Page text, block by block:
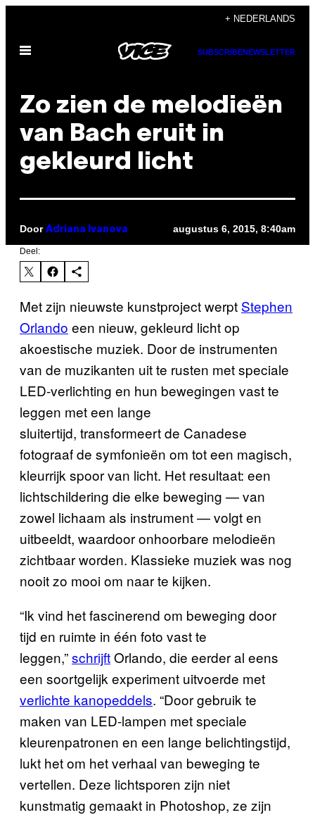
de
+ NEDERLANDS
Open
SUBSCRIBENEWSLETTER
Zo zien de melodieën
van Bach eruit in
gekleurd licht
Door Adriana Ivanova augustus 6, 2015, 8:40am
Deel:
Met zijn nieuwste kunstproject werpt Stephen
Orlando een nieuw, gekleurd licht op
akoestische muziek. Door de instrumenten
van de muzikanten uit te rusten met speciale
LED-verlichting en hun bewegingen vast te
leggen met een lange
sluitertijd, transformeert de Canadese
fotograaf de symfonieën om tot een magisch,
kleurrijk spoor van licht. Het resultaat: een
lichtschildering die elke beweging —van
zowel lichaam als instrument — volgt en
uitbeeldt, waardoor onhoorbare melodieën
zichtbaar worden. Klassieke muziek was nog
nooit zo mooi om naar te kijken.
“Ik vind het fascinerend om beweging door
tijd en ruimte in één foto vast te
leggen,”schrijftOrlando, die eerder al eens
een soortgelijk experiment uitvoerde met
verlichte kanopeddels. “Door gebruik te
maken van LED-lampen met speciale
kleurenpatronen en een lange belichtingstijd,
lukt het om het verhaal van beweging te
vertellen. Deze lichtsporen zijn niet
kunstmatig gemaakt in Photoshop, ze zijn